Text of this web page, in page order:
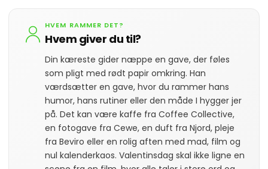
HVEM RAMMER DET?
Hvem giver du til?
Din kæreste gider næppe en gave, der føles
som pligt med rødt papir omkring. Han
værdsætter en gave, hvor du rammer hans
humor, hans rutiner eller den måde I hygger jer
på. Det kan være kaffe fra Coffee Collective,
en fotogave fra Cewe, en duft fra Njord, pleje
fra Beviro eller en rolig aften med mad, film og
nul kalenderkaos. Valentinsdag skal ikke ligne en